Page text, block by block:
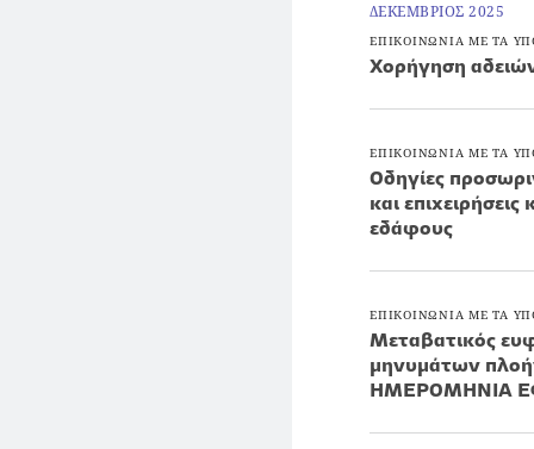
ΔΕΚΕΜΒΡΙΟΣ 2025
ΕΠΙΚΟΙΝΩΝΙΑ ΜΕ ΤΑ
Χορήγηση
ΕΠΙΚΟΙΝΩΝΙΑ ΜΕ ΤΑ
Οδηγίες
και
εδάφους
ΕΠΙΚΟΙΝΩΝΙΑ ΜΕ ΤΑ
Μεταβατικός
μηνυμάτων
ΗΜΕΡΟΜΗΝΙΑ